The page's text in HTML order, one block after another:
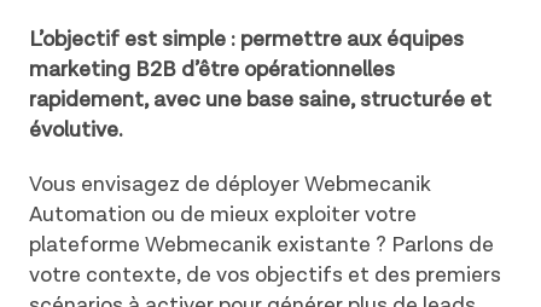
L’objectif est simple : permettre aux équipes
marketing B2B d’être opérationnelles
rapidement, avec une base saine, structurée et
évolutive.
Vous envisagez de déployer Webmecanik
Automation ou de mieux exploiter votre
plateforme Webmecanik existante ? Parlons de
votre contexte, de vos objectifs et des premiers